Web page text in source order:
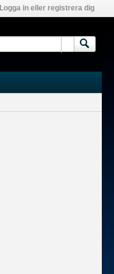
Logga in eller registrera dig